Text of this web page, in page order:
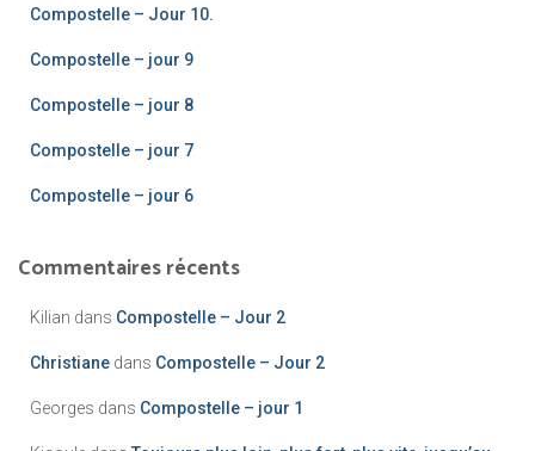
Compostelle – Jour 10.
Compostelle – jour 9
Compostelle – jour 8
Compostelle – jour 7
Compostelle – jour 6
Commentaires récents
Kilian dans Compostelle – Jour 2
Christiane dans Compostelle – Jour 2
Georges dans Compostelle – jour 1